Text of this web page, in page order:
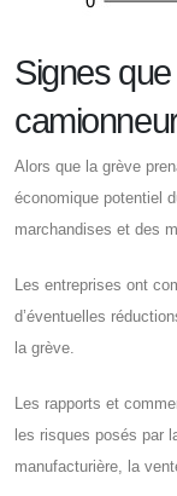
Signes
Alors que la grève
économique potentiel
marchandises et des
Les entreprises ont
d’éventuelles
la grève.
Les rapports et
les risques posés par
manufacturière, la